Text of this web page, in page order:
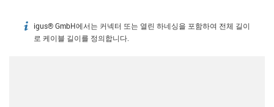
igus-icon-info
igus® GmbH에서는 커넥터 또는 열린 하네싱을 포함하여 전체 길이
로 케이블 길이를 정의합니다.